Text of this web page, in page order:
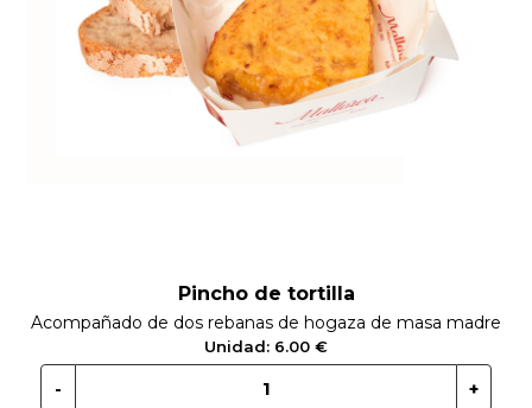
GLUTEN
Pincho de tortilla
Acompañado de dos rebanas de hogaza de masa madre
Unidad: 6.00 €